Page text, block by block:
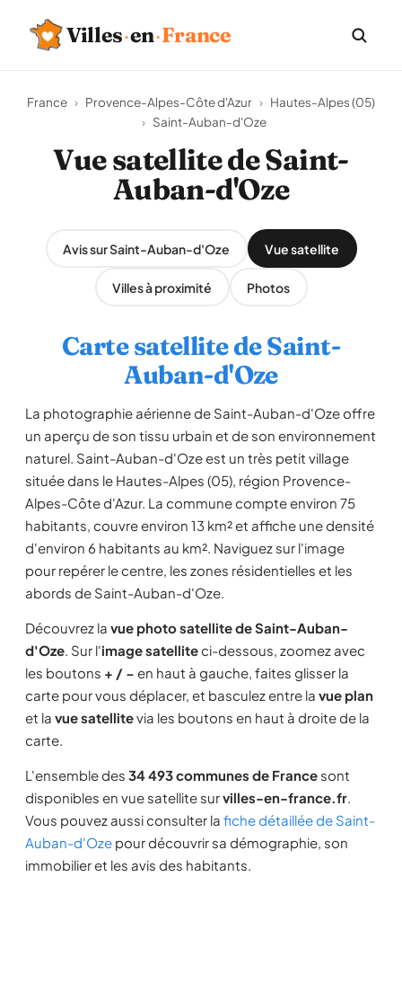
Villes·en·France
France › Provence-Alpes-Côte d'Azur › Hautes-Alpes (05)
› Saint-Auban-d'Oze
Vue satellite de Saint-
Auban-d'Oze
Avis sur Saint-Auban-d'Oze Vue satellite
Villes à proximité Photos
Carte satellite de Saint-
Auban-d'Oze
La photographie aérienne de Saint-Auban-d'Oze offre
un aperçu de son tissu urbain et de son environnement
naturel. Saint-Auban-d'Oze est un très petit village
située dans le Hautes-Alpes (05), région Provence-
Alpes-Côte d'Azur. La commune compte environ 75
habitants, couvre environ 13 km² et affiche une densité
d'environ 6 habitants au km². Naviguez sur l'image
pour repérer le centre, les zones résidentielles et les
abords de Saint-Auban-d'Oze.
Découvrez la vue photo satellite de Saint-Auban-
d'Oze. Sur l'image satelliteci-dessous, zoomez avec
les boutons + / − en haut à gauche, faites glisser la
carte pour vous déplacer, et basculez entre la vue plan
et la vue satellitevia les boutons en haut à droite de la
carte.
L'ensemble des 34 493 communes de France sont
disponibles en vue satellite survilles-en-france.fr.
Vous pouvez aussi consulter la fiche détaillée de Saint-
Auban-d'Oze pour découvrir sa démographie, son
immobilier et les avis des habitants.